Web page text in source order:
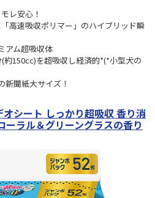
レ安心！
高速吸収ポリマー」のハイブリッド瞬
アム超吸収体
約150cc)を超吸収し経済的*(*小型犬の
新聞紙大サイズ！
オシート しっかり超吸収 香り消
ーラル＆グリーングラスの香り